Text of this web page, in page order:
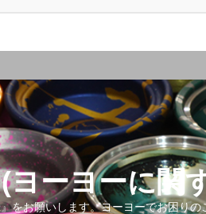
ーヨーに関
をお願いします。ヨーヨーでお困り